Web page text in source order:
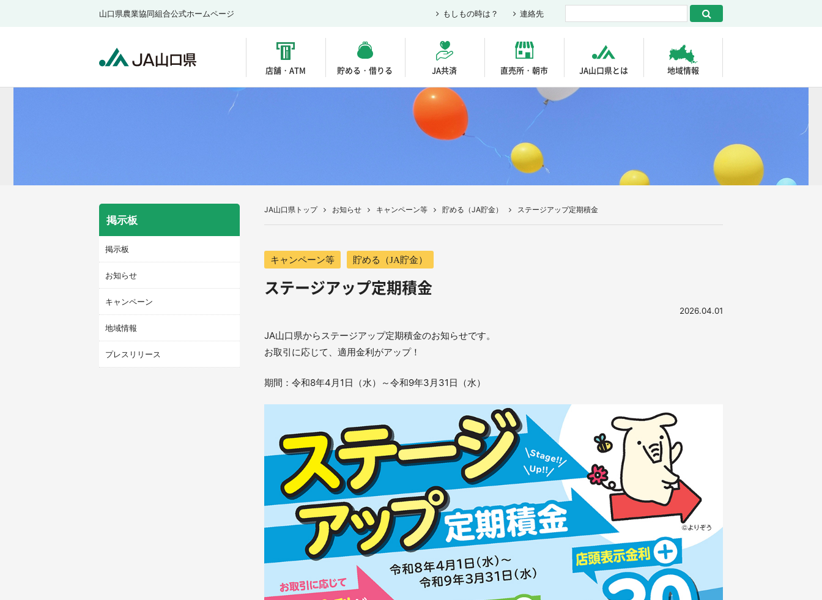
店舗・ATM 貯める・借りる JA共済 直売所・朝市 JA山口県とは 地域情報
山口県農業協同組合公式ホームページ もしもの時は？ 連絡先
JA山口県トップ お知らせ キャンペーン等 貯める（JA貯金） ステージアップ定期積金
キャンペーン等 貯める（JA貯金）
ステージアップ定期積金
2026.04.01
JA山口県からステージアップ定期積金のお知らせです。
お取引に応じて、適用金利がアップ！
期間：令和8年4月1日（水）～令和9年3月31日（水）
掲示板
掲示板
お知らせ
キャンペーン
地域情報
プレスリリース